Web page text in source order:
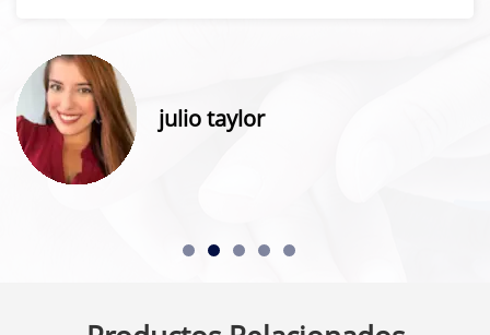
julio taylor